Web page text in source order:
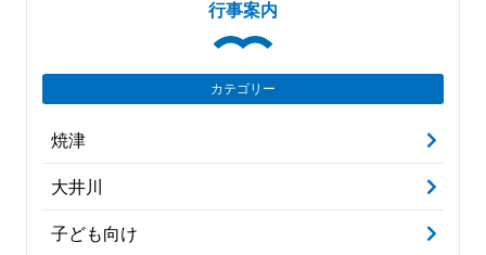
行事案内
カテゴリー
焼津
大井川
子ども向け